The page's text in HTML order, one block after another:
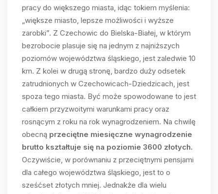
pracy do większego miasta, idąc tokiem myślenia:
„większe miasto, lepsze możliwości i wyższe
zarobki”. Z Czechowic do Bielska-Białej, w którym
bezrobocie plasuje się na jednym z najniższych
poziomów województwa śląskiego, jest zaledwie 10
km. Z kolei w drugą stronę, bardzo duży odsetek
zatrudnionych w Czechowicach-Dziedzicach, jest
spoza tego miasta. Być może spowodowane to jest
całkiem przyzwoitymi warunkami pracy oraz
rosnącym z roku na rok wynagrodzeniem. Na chwilę
obecną przeciętne miesięczne wynagrodzenie
brutto kształtuje się na poziomie 3600 złotych.
Oczywiście, w porównaniu z przeciętnymi pensjami
dla całego województwa śląskiego, jest to o
sześćset złotych mniej. Jednakże dla wielu